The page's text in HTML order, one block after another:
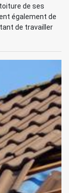
de ses
également de
de travailler